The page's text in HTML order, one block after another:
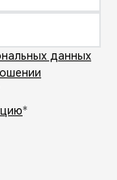
данных
*